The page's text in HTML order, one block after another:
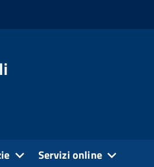
Servizi online